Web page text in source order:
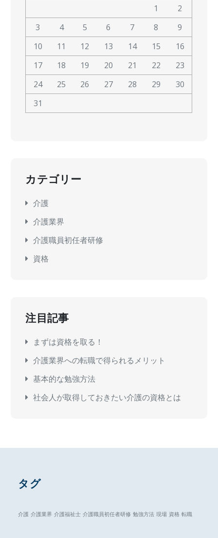
1
2
3
4 5 6 7 8
9
10
11 12 13 14 15
16
17
18 19 20 21 22
23
24
25 26 27 28 29
30
31
カテゴリー
介護
介護業界
介護職員初任者研修
資格
注目記事
まずは資格を取る！
介護業界への転職で得られるメリット
基本的な勉強方法
社会人が取得しておきたい介護の資格とは
タグ
介護 介護業界 介護福祉士 介護職員初任者研修 勉強方法 現場 資格 転職